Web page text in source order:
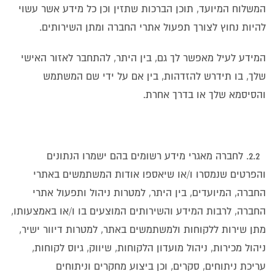
המשלוח המיועד, תוכן הברכות שתזין וכן כל מידע אשר עשוי
להיות נחוץ לצורך תפעול אתרי החברה ומתן השירותים.
המידע לעיל מאפשר לך גם, בין היתר, להתחבר לאזור האישי
שלך, בו תידרש להזדהות, בין אם על ידי שם המשתמש
והסיסמא שלך או בדרך אחרת.
2.2. לחברה מאגרי מידע רשומים בהם ישמרו הנתונים
והפרטים שנמסרו ו/או שיאספו אודות המשתמשים באתרי
החברה, המיועדים, בין היתר, למטרות ניהול ותפעול אתרי
החברה, לרבות המידע והשירותים המוצעים בו ו/או באמצעותו,
מתן שירות ללקוחות ולמשתמשים באתר, למטרות דיוור ישיר,
ניהול מכירות, ניהול מועדון הלקוחות, שיווק, גיוס לקוחות,
עריכת ניתוחים, סקרים, וכן ביצוע מחקרים וניתוחים